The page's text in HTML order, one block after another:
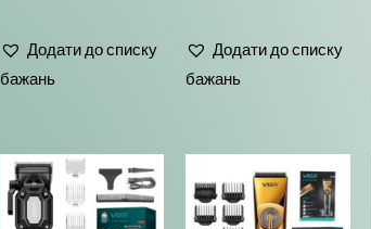
з
Додати до списку
бажань
з
Додати до списку
бажань